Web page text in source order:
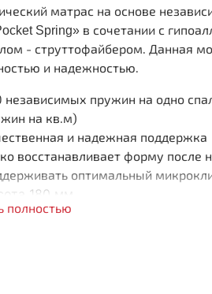
матрас на основе
Spring» в сочетании с
- струттофайбером. Данная
и надежностью.
независимых пружин на одно
на кв.м)
и надежная поддержка
восстанавливает форму после
оптимальный
180 мм
на спальное место 90 кг
полностью